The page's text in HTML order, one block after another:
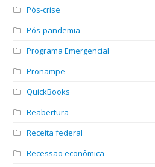
Pós-crise
Pós-pandemia
Programa Emergencial
Pronampe
QuickBooks
Reabertura
Receita federal
Recessão econômica